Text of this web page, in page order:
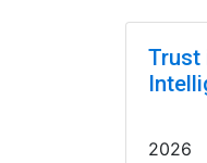
Trust
2026